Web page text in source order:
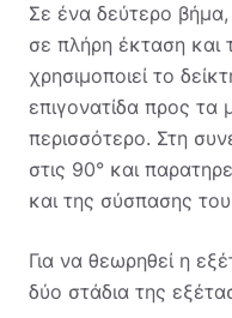
Σε ένα δεύτερο βήμα,
σε πλήρη έκταση και
χρησιμοποιεί το
επιγονατίδα προς
περισσότερο. Στη
στις 90° και
και της σύσπασης
Για να θεωρηθεί η
δύο στάδια της